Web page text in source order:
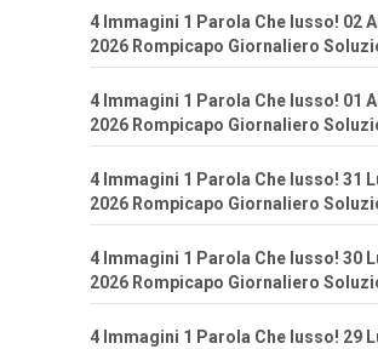
4 Immagini 1 Parola Che lusso! 02
2026 Rompicapo Giornaliero
4 Immagini 1 Parola Che lusso! 01
2026 Rompicapo Giornaliero
4 Immagini 1 Parola Che lusso! 31
2026 Rompicapo Giornaliero
4 Immagini 1 Parola Che lusso! 30
2026 Rompicapo Giornaliero
4 Immagini 1 Parola Che lusso! 29